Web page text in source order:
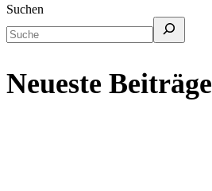
Suchen
Neueste Beiträge